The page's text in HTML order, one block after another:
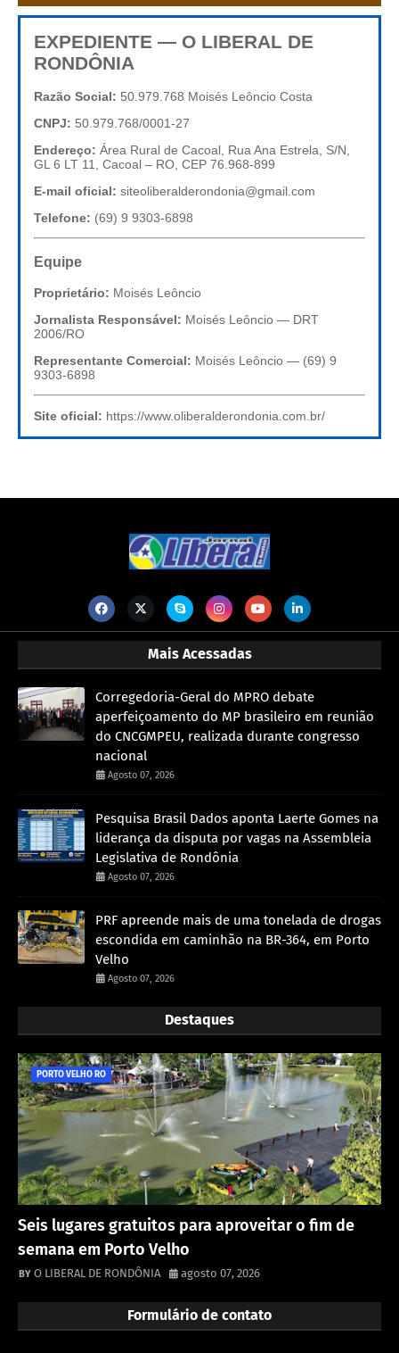
EXPEDIENTE — O LIBERAL DE
RONDÔNIA
Razão Social: 50.979.768 Moisés Leôncio Costa
CNPJ: 50.979.768/0001-27
Endereço: Área Rural de Cacoal, Rua Ana Estrela, S/N,
GL 6 LT 11, Cacoal – RO, CEP 76.968-899
E-mail oficial: siteoliberalderondonia@gmail.com
Telefone: (69) 9 9303-6898
Equipe
Proprietário: Moisés Leôncio
Jornalista Responsável: Moisés Leôncio — DRT
2006/RO
Representante Comercial: Moisés Leôncio — (69) 9
9303-6898
Site oficial: https://www.oliberalderondonia.com.br/
Mais Acessadas
Corregedoria-Geral do MPRO debate
aperfeiçoamento do MP brasileiro em reunião
do CNCGMPEU, realizada durante congresso
nacional
Agosto 07, 2026
Pesquisa Brasil Dados aponta Laerte Gomes na
liderança da disputa por vagas na Assembleia
Legislativa de Rondônia
Agosto 07, 2026
PRF apreende mais de uma tonelada de drogas
escondida em caminhão na BR-364, em Porto
Velho
Agosto 07, 2026
Destaques
PORTO VELHO RO
Seis lugares gratuitos para aproveitar o fim de
semana em Porto Velho
O LIBERAL DE RONDÔNIA agosto 07, 2026
Formulário de contato